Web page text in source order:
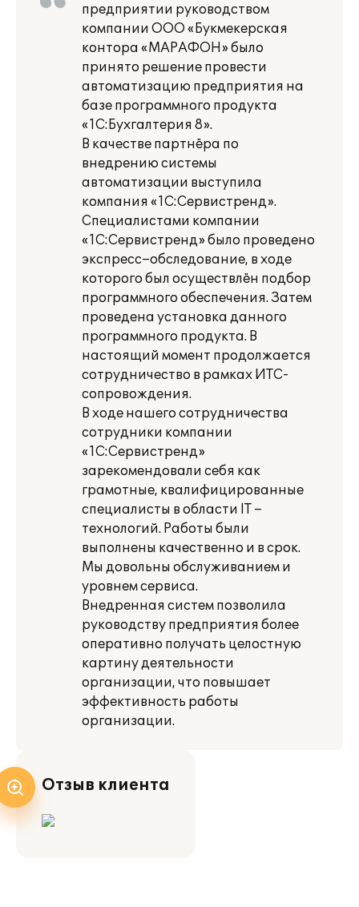
предприятии руководством
компании ООО «Букмекерская
контора «МАРАФОН» было
принято решение провести
автоматизацию предприятия на
базе программного продукта
«1С:Бухгалтерия 8».
В качестве партнёра по
внедрению системы
автоматизации выступила
компания «1С:Сервистренд».
Специалистами компании
«1С:Сервистренд» было проведено
экспресс–обследование, в ходе
которого был осуществлён подбор
программного обеспечения. Затем
проведена установка данного
программного продукта. В
настоящий момент продолжается
сотрудничество в рамках ИТС-
сопровождения.
В ходе нашего сотрудничества
сотрудники компании
«1С:Сервистренд»
зарекомендовали себя как
грамотные, квалифицированные
специалисты в области IT –
технологий. Работы были
выполнены качественно и в срок.
Мы довольны обслуживанием и
уровнем сервиса.
Внедренная систем позволила
руководству предприятия более
оперативно получать целостную
картину деятельности
организации, что повышает
эффективность работы
организации.
Отзыв клиента